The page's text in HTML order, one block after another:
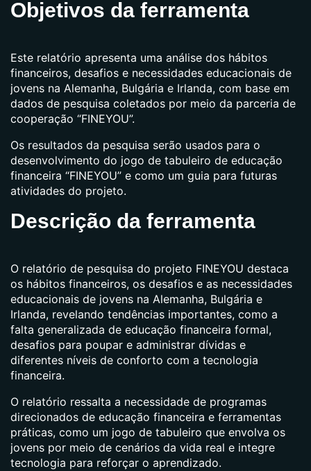
Objetivos da ferramenta
Este relatório apresenta uma análise dos hábitos
financeiros, desafios e necessidades educacionais de
jovens na Alemanha, Bulgária e Irlanda, com base em
dados de pesquisa coletados por meio da parceria de
cooperação “FINEYOU”.
Os resultados da pesquisa serão usados ​​para o
desenvolvimento do jogo de tabuleiro de educação
financeira “FINEYOU” e como um guia para futuras
atividades do projeto.
Descrição da ferramenta
O relatório de pesquisa do projeto FINEYOU destaca
os hábitos financeiros, os desafios e as necessidades
educacionais de jovens na Alemanha, Bulgária e
Irlanda, revelando tendências importantes, como a
falta generalizada de educação financeira formal,
desafios para poupar e administrar dívidas e
diferentes níveis de conforto com a tecnologia
financeira.
O relatório ressalta a necessidade de programas
direcionados de educação financeira e ferramentas
práticas, como um jogo de tabuleiro que envolva os
jovens por meio de cenários da vida real e integre
tecnologia para reforçar o aprendizado.